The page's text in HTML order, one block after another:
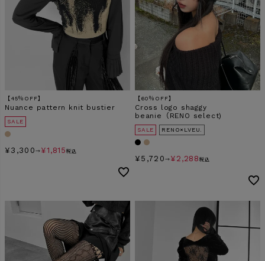
在庫なし商品
表示する 表示しない
検索
【45％OFF】
Nuance pattern knit bustier
SALE
¥ 3,300 → ¥1,815 税込
【60％OFF】
Cross logo shaggy
beanie（RENO select)
SALE RENO×LVEU.
¥ 5,720 → ¥ 2,288 税込